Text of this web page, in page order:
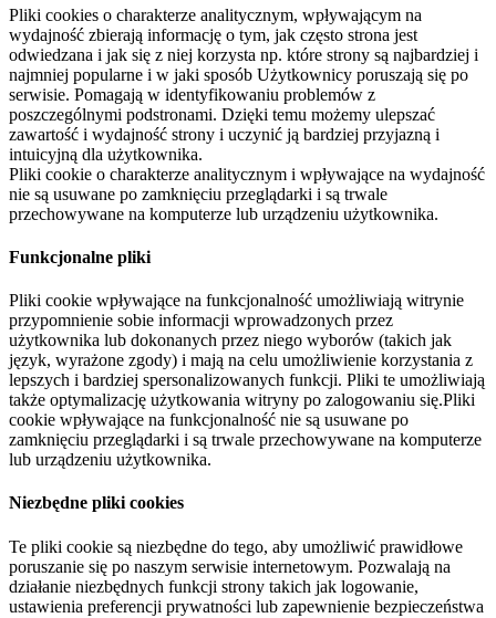
Pliki cookies o charakterze analitycznym, wpływającym na
wydajność zbierają informację o tym, jak często strona jest
odwiedzana i jak się z niej korzysta np. które strony są najbardziej i
najmniej popularne i w jaki sposób Użytkownicy poruszają się po
serwisie. Pomagają w identyfikowaniu problemów z
poszczególnymi podstronami. Dzięki temu możemy ulepszać
zawartość i wydajność strony i uczynić ją bardziej przyjazną i
intuicyjną dla użytkownika.
Pliki cookie o charakterze analitycznym i wpływające na wydajność
nie są usuwane po zamknięciu przeglądarki i są trwale
przechowywane na komputerze lub urządzeniu użytkownika.
Funkcjonalne pliki
Pliki cookie wpływające na funkcjonalność umożliwiają witrynie
przypomnienie sobie informacji wprowadzonych przez
użytkownika lub dokonanych przez niego wyborów (takich jak
język, wyrażone zgody) i mają na celu umożliwienie korzystania z
lepszych i bardziej spersonalizowanych funkcji. Pliki te umożliwiają
także optymalizację użytkowania witryny po zalogowaniu się.Pliki
cookie wpływające na funkcjonalność nie są usuwane po
zamknięciu przeglądarki i są trwale przechowywane na komputerze
lub urządzeniu użytkownika.
Niezbędne pliki cookies
Te pliki cookie są niezbędne do tego, aby umożliwić prawidłowe
poruszanie się po naszym serwisie internetowym. Pozwalają na
działanie niezbędnych funkcji strony takich jak logowanie,
ustawienia preferencji prywatności lub zapewnienie bezpieczeństwa